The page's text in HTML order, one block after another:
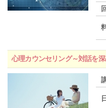
心理カウンセリング～対話を